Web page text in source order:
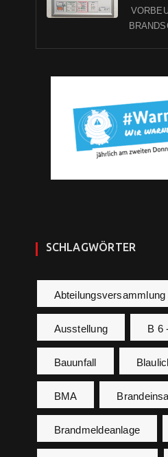
SCHLAGWÖRTER
Abteilungsversammlung
Ausstellung B 6
Bauunfall
BMA
Brandmeldeanlage